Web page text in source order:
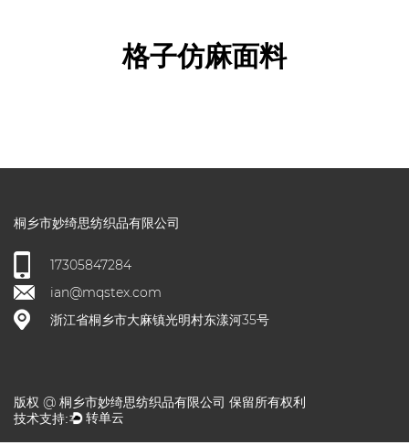
格子仿麻面料
桐乡市妙绮思纺织品有限公司
17305847284
ian@mqstex.com
浙江省桐乡市大麻镇光明村东漾河35号
版权 @ 桐乡市妙绮思纺织品有限公司 保留所有权利